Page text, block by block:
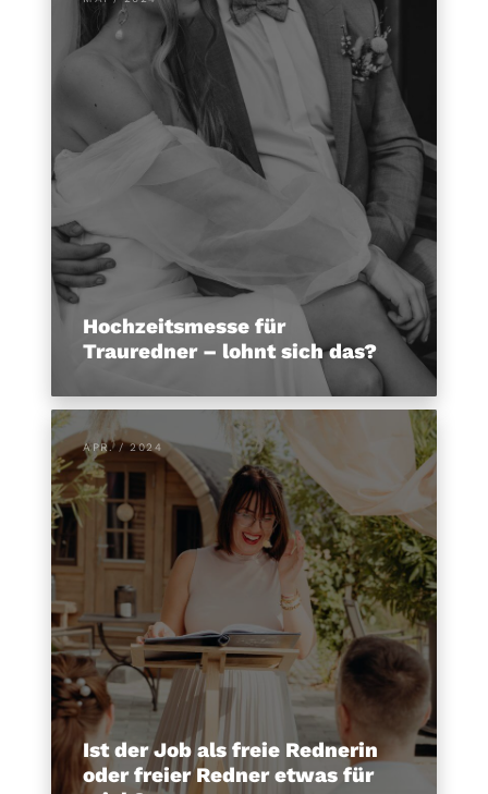
Hochzeitsmesse für
Trauredner – lohnt sich das?
APR. / 2024
Ist der Job als freie Rednerin
oder freier Redner etwas für